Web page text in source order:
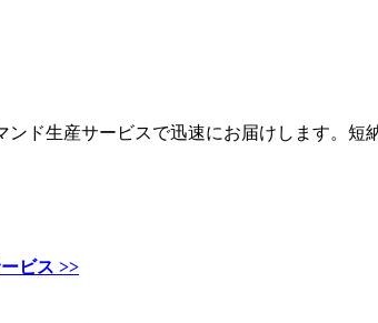
ンド生産サービスで迅速にお届けします。
ビス >>